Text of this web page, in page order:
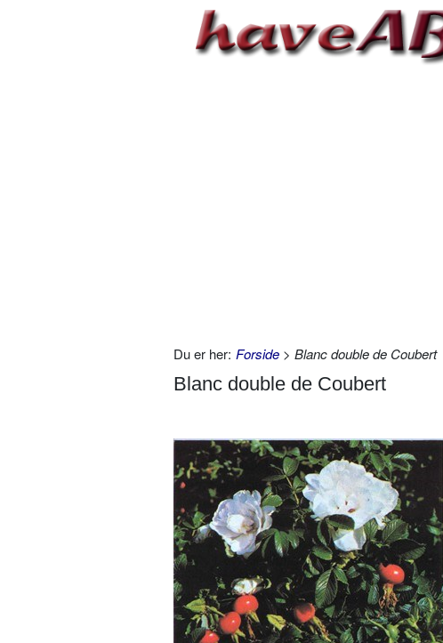
Du er her: Forside > Blanc double de Coubert
Blanc double de Coubert